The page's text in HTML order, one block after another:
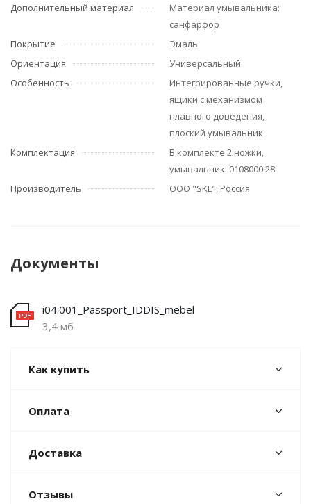
Дополнительный материал
Материал умывальника:
cанфарфор
Покрытие
Эмаль
Ориентация
Универсальный
Особенность
Интегрированные ручки,
ящики с механизмом
плавного доведения,
плоский умывальник
Комплектация
В комплекте 2 ножки,
умывальник: 0108000i28
Производитель
ООО "SKL", Россия
Документы
i04.001_Passport_IDDIS_mebel
3,4 мб
Как купить
Оплата
Доставка
Отзывы